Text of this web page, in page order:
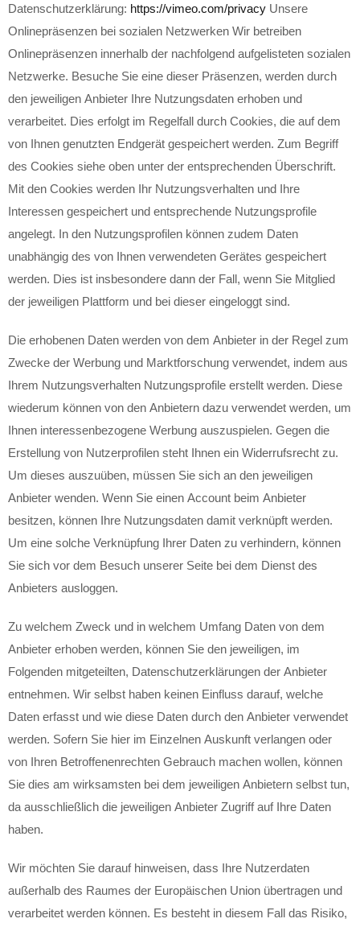
Datenschutzerklärung: https://vimeo.com/privacy Unsere
Onlinepräsenzen bei sozialen Netzwerken Wir betreiben
Onlinepräsenzen innerhalb der nachfolgend aufgelisteten sozialen
Netzwerke. Besuche Sie eine dieser Präsenzen, werden durch
den jeweiligen Anbieter Ihre Nutzungsdaten erhoben und
verarbeitet. Dies erfolgt im Regelfall durch Cookies, die auf dem
von Ihnen genutzten Endgerät gespeichert werden. Zum Begriff
des Cookies siehe oben unter der entsprechenden Überschrift.
Mit den Cookies werden Ihr Nutzungsverhalten und Ihre
Interessen gespeichert und entsprechende Nutzungsprofile
angelegt. In den Nutzungsprofilen können zudem Daten
unabhängig des von Ihnen verwendeten Gerätes gespeichert
werden. Dies ist insbesondere dann der Fall, wenn Sie Mitglied
der jeweiligen Plattform und bei dieser eingeloggt sind.
Die erhobenen Daten werden von dem Anbieter in der Regel zum
Zwecke der Werbung und Marktforschung verwendet, indem aus
Ihrem Nutzungsverhalten Nutzungsprofile erstellt werden. Diese
wiederum können von den Anbietern dazu verwendet werden, um
Ihnen interessenbezogene Werbung auszuspielen. Gegen die
Erstellung von Nutzerprofilen steht Ihnen ein Widerrufsrecht zu.
Um dieses auszuüben, müssen Sie sich an den jeweiligen
Anbieter wenden. Wenn Sie einen Account beim Anbieter
besitzen, können Ihre Nutzungsdaten damit verknüpft werden.
Um eine solche Verknüpfung Ihrer Daten zu verhindern, können
Sie sich vor dem Besuch unserer Seite bei dem Dienst des
Anbieters ausloggen.
Zu welchem Zweck und in welchem Umfang Daten von dem
Anbieter erhoben werden, können Sie den jeweiligen, im
Folgenden mitgeteilten, Datenschutzerklärungen der Anbieter
entnehmen. Wir selbst haben keinen Einfluss darauf, welche
Daten erfasst und wie diese Daten durch den Anbieter verwendet
werden. Sofern Sie hier im Einzelnen Auskunft verlangen oder
von Ihren Betroffenenrechten Gebrauch machen wollen, können
Sie dies am wirksamsten bei dem jeweiligen Anbietern selbst tun,
da ausschließlich die jeweiligen Anbieter Zugriff auf Ihre Daten
haben.
Wir möchten Sie darauf hinweisen, dass Ihre Nutzerdaten
außerhalb des Raumes der Europäischen Union übertragen und
verarbeitet werden können. Es besteht in diesem Fall das Risiko,